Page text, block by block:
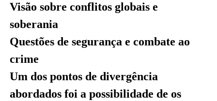
Visão sobre conflitos globais e
soberania
Questões de segurança e combate ao
crime
Um dos pontos de divergência
abordados foi a possibilidade de os